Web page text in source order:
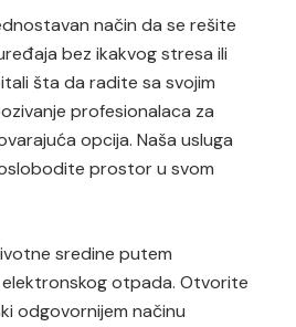
način da se rešite
bez ikakvog stresa ili
šta da radite sa svojim
profesionalaca za
opcija. Naša usluga
prostor u svom
sredine putem
otpada. Otvorite
odgovornijem načinu